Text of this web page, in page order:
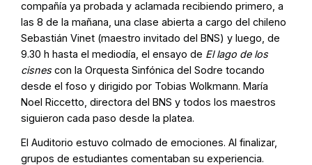
compañía ya probada y aclamada recibiendo primero, a
las 8 de la mañana, una clase abierta a cargo del chileno
Sebastián Vinet (maestro invitado del BNS) y luego, de
9.30 h hasta el mediodía, el ensayo de El lago de los
cisnescon la Orquesta Sinfónica del Sodre tocando
desde el foso y dirigido por Tobias Wolkmann. María
Noel Riccetto, directora del BNS y todos los maestros
siguieron cada paso desde la platea.
El Auditorio estuvo colmado de emociones. Al finalizar,
grupos de estudiantes comentaban su experiencia.